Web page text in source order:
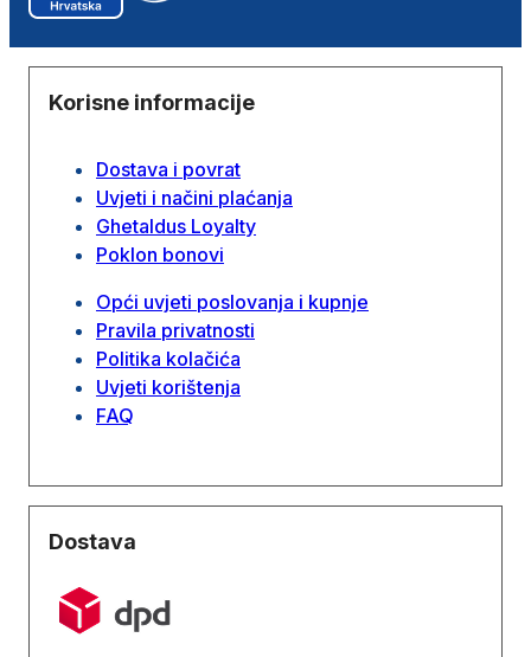
Korisne informacije
Dostava i povrat
Uvjeti i načini plaćanja
Ghetaldus Loyalty
Poklon bonovi
Opći uvjeti poslovanja i kupnje
Pravila privatnosti
Politika kolačića
Uvjeti korištenja
FAQ
Dostava